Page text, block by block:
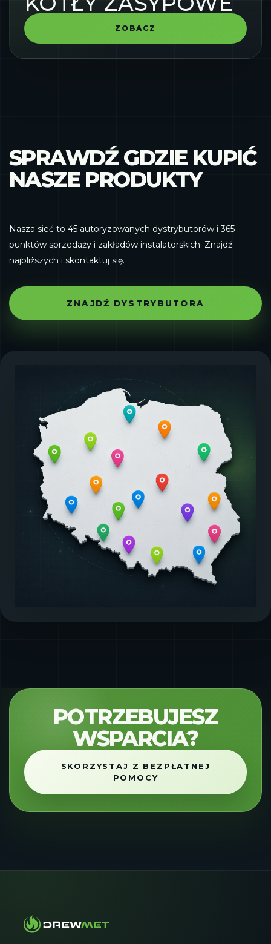
ZOBACZ
SPRAWDŹ GDZIE KUPIĆ
NASZE PRODUKTY
Nasza sieć to 45 autoryzowanych dystrybutorów i 365
punktów sprzedaży i zakładów instalatorskich. Znajdź
najbliższych i skontaktuj się.
ZNAJDŹ DYSTRYBUTORA
POTRZEBUJESZ
WSPARCIA?
SKORZYSTAJ Z BEZPŁATNEJ
POMOCY